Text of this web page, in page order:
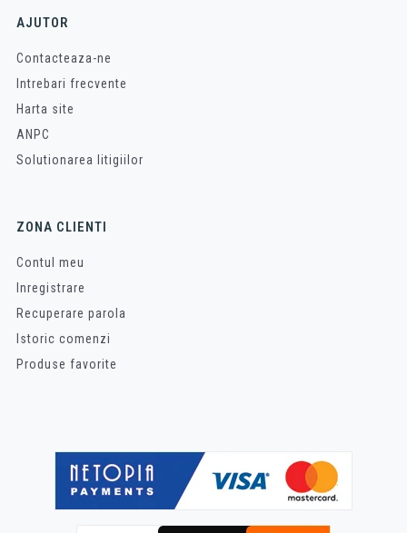
AJUTOR
Contacteaza-ne
Intrebari frecvente
Harta site
ANPC
Solutionarea litigiilor
ZONA CLIENTI
Contul meu
Inregistrare
Recuperare parola
Istoric comenzi
Produse favorite